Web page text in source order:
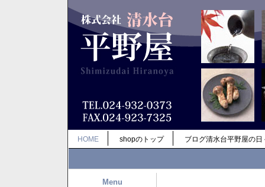
HOME shopのトップ ブログ清水台平野屋の日
Menu